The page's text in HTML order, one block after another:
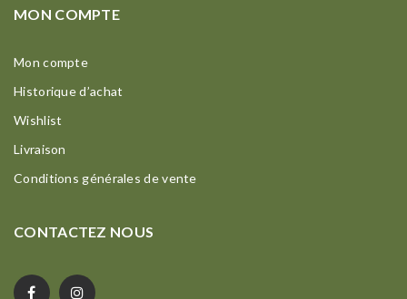
MON COMPTE
Mon compte
Historique d’achat
Wishlist
Livraison
Conditions générales de vente
CONTACTEZ NOUS